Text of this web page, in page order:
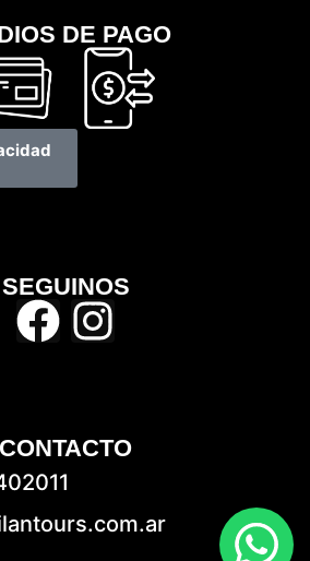
DE PAGO
SEGUINOS
CONTACTO